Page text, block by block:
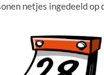
netjes ingedeeld op